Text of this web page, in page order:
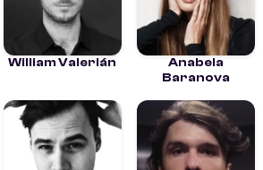
William Valerián
Anabela
Baranova